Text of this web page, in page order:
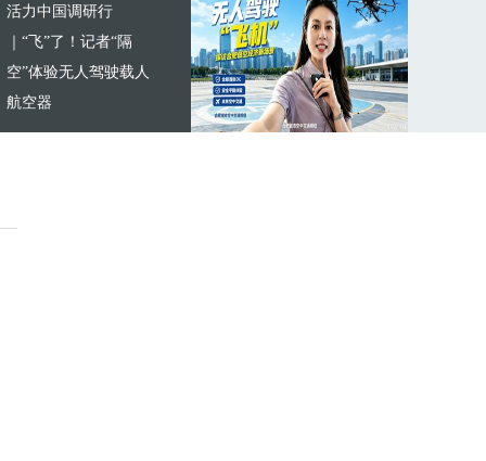
活力中国调研行
｜“飞”了！记者“隔
空”体验无人驾驶载人
航空器